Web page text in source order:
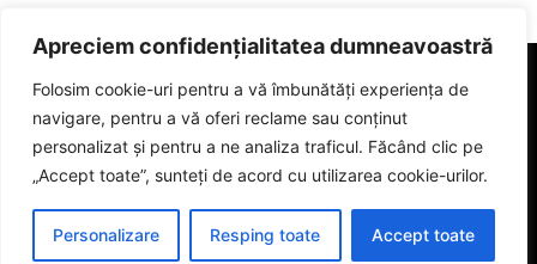
Apreciem confidențialitatea dumneavoastră
Folosim cookie-uri pentru a vă îmbunătăți experiența de
navigare, pentru a vă oferi reclame sau conținut
personalizat și pentru a ne analiza traficul. Făcând clic pe
„Accept toate”, sunteți de acord cu utilizarea cookie-urilor.
Personalizare Resping toate Accept toate
© 2023 eGorj.ro. Toate drepturile sunt rezervate.